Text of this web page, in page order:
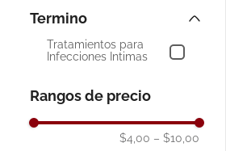
Tratamientos para
Infecciones Intimas
Rangos de precio
$4,00 – $10,00